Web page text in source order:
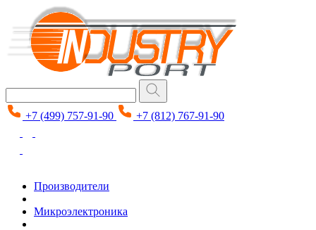
+7 (499) 757-91-90 +7 (812) 767-91-90
Производители
Микроэлектроника